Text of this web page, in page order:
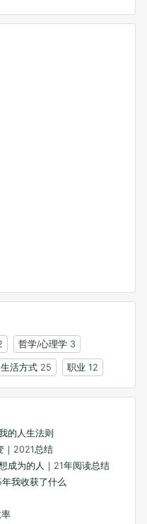
哲学/心理学 3
生活方式 25 职业 12
的人生法则
｜2021总结
成为的人｜21年阅读总结
我收获了什么